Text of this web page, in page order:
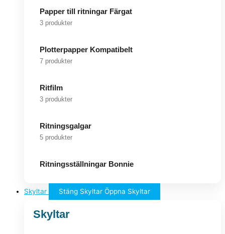
Papper till ritningar Färgat
3 produkter
Plotterpapper Kompatibelt
7 produkter
Ritfilm
3 produkter
Ritningsgalgar
5 produkter
Ritningsställningar Bonnie
Skyltar Stäng Skyltar Öppna Skyltar
Skyltar